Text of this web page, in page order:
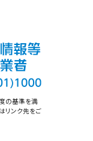
の基準を満
リンク先をご